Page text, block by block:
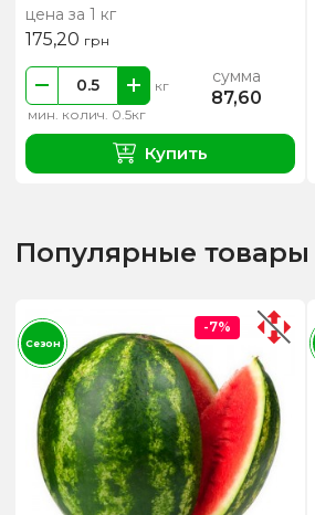
цена за 1 кг
175,20 грн
мин. колич. 0.5кг
кг сумма
87,60
Купить
Популярные товары
-7%
Сезон